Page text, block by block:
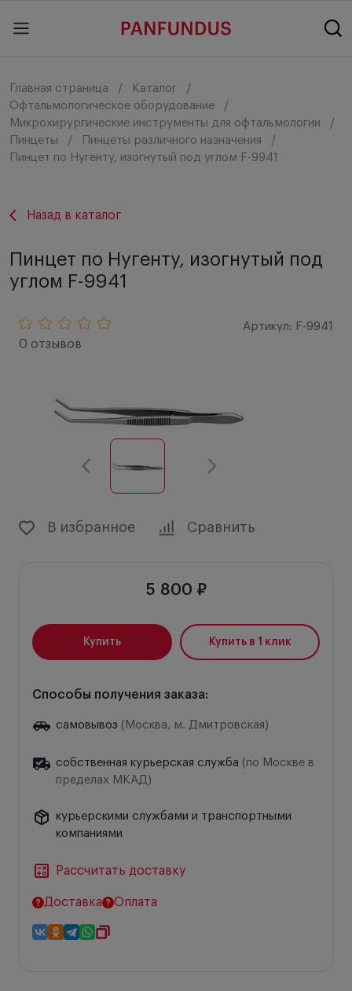
Главная страница
Каталог
Офтальмологическое оборудование
Микрохирургические инструменты для офтальмологии
Пинцеты
Пинцеты различного назначения
Пинцет по Нугенту, изогнутый под углом F-9941
Назад в каталог
Пинцет по Нугенту, изогнутый под
углом F-9941
0 отзывов
Артикул: F-9941
В избранное Сравнить
5 800 ₽
Купить Купить в 1 клик
Способы получения заказа:
самовывоз (Москва, м. Дмитровская)
собственная курьерская служба (по Москве в
пределах МКАД)
курьерскими службами и транспортными
компаниями
Рассчитать доставку
Доставка Оплата